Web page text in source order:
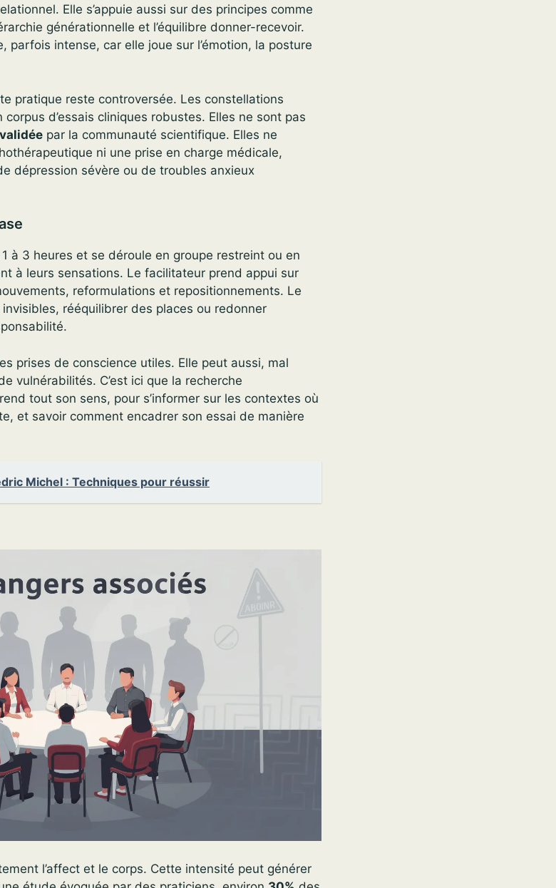
Elle s’appuie aussi sur des principes comme
générationnelle et l’équilibre donner-recevoir.
parfois intense, car elle joue sur l’émotion, la posture
pratique reste controversée. Les constellations
d’essais cliniques robustes. Elles ne sont pas
par la communauté scientifique. Elles ne
ni une prise en charge médicale,
dépression sévère ou de troubles anxieux
à 3 heures et se déroule en groupe restreint ou en
à leurs sensations. Le facilitateur prend appui sur
reformulations et repositionnements. Le
rééquilibrer des places ou redonner
prises de conscience utiles. Elle peut aussi, mal
vulnérabilités. C’est ici que la recherche
tout son sens, pour s’informer sur les contextes où
et savoir comment encadrer son essai de manière
Michel : Techniques pour réussir
l’affect et le corps. Cette intensité peut générer